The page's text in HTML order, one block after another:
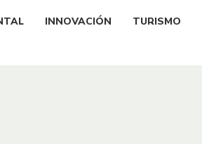
INNOVACIÓN TURISMO